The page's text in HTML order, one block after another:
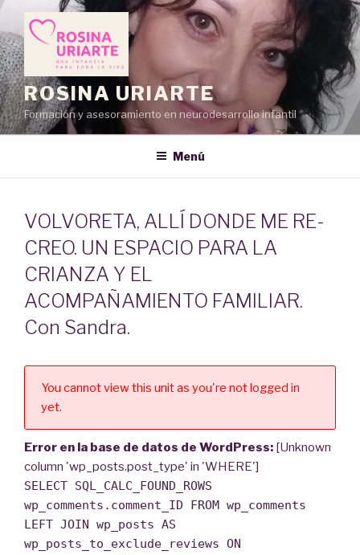
Saltar
al
contenido
ROSINA URIARTE
Formación y asesoramiento en neurodesarrollo infantil
Menú
VOLVORETA, ALLÍ DONDE ME RE-
CREO. UN ESPACIO PARA LA
CRIANZA Y EL
ACOMPAÑAMIENTO FAMILIAR.
Con Sandra.
You cannot view this unit as you're not logged in
yet.
Error en la base de datos de WordPress: [Unknown
column 'wp_posts.post_type' in 'WHERE']
SELECT SQL_CALC_FOUND_ROWS
wp_comments.comment_ID FROM wp_comments
LEFT JOIN wp_posts AS
wp_posts_to_exclude_reviews ON